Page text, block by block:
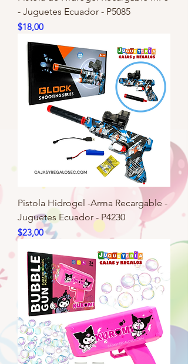
- Juguetes Ecuador - P5085
Precio
$18,00
Pistola Hidrogel -Arma Recargable -
Juguetes Ecuador - P4230
Precio
$23,00